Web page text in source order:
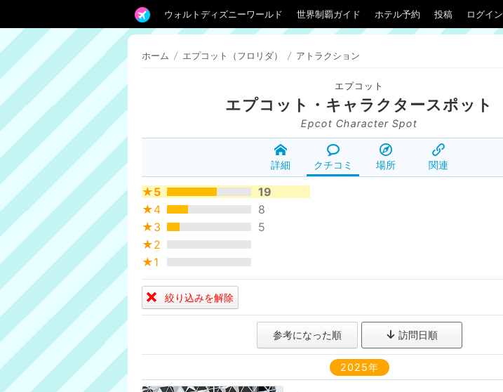
ウォルトディズニーワールド 世界制覇ガイド ホテル予約 投稿 ログイン
ホーム / エプコット（フロリダ） / アトラクション
エプコット
エプコット・キャラクタースポット
Epcot Character Spot
詳細 クチコミ 場所 関連
★5
19
★4
8
★3
5
★2
★1
絞り込みを解除
参考になった順 訪問日順
2025年